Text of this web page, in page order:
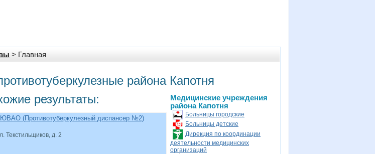
> Главная
района Капотня
результаты:
(Противотуберкулезный диспансер №2)
Текстильщиков, д. 2
Медицинские учреждения
района Капотня
Больницы городские
Больницы детские
Дирекция по координации
деятельности медицинских
организаций